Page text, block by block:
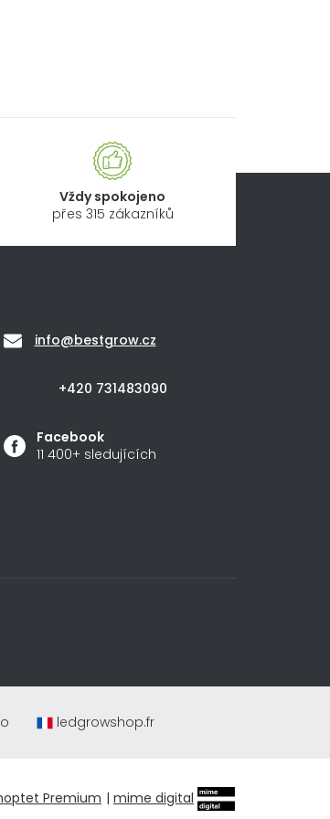
Vždy spokojeno
přes 315 zákazníků
info@bestgrow.cz
+420 731483090
Facebook
11 400+ sledujících
ledgrowshop.fr
Premium | mime digital